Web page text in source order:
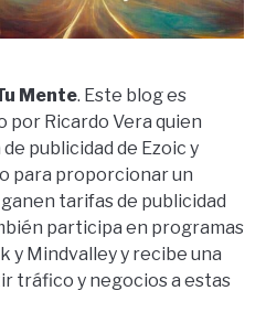
Mente. Este blog es
por Ricardo Vera quien
publicidad de Ezoic y
para proporcionar un
tarifas de publicidad
participa en programas
y Mindvalley y recibe una
tráfico y negocios a estas